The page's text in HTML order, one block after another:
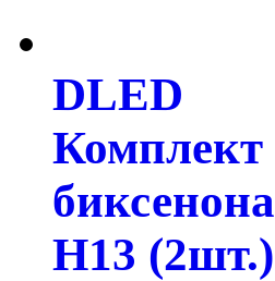
DLED
Комплект
биксенона
H13 (2шт.)